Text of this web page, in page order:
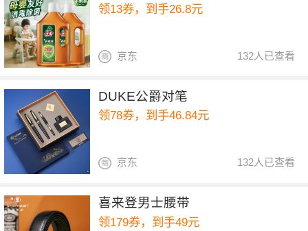
领13券，到手26.8元
132人已查看
京东
DUKE公爵对笔
领78券，到手46.84元
132人已查看
京东
喜来登男士腰带
领179券，到手49元